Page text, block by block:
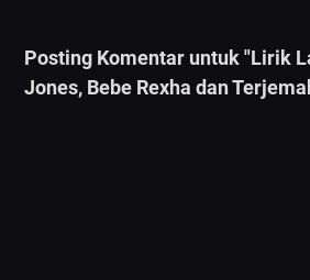
Posting Komentar untuk "Lirik
Jones, Bebe Rexha dan